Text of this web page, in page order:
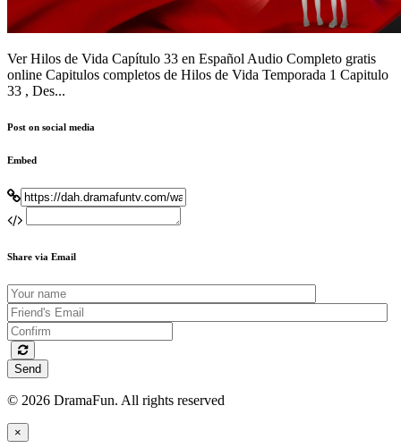
Ver Hilos de Vida Capítulo 33 en Español Audio Completo gratis
online Capitulos completos de Hilos de Vida Temporada 1 Capitulo
33 , Des...
Post on social media
Embed
Share via Email
Send
© 2026 DramaFun. All rights reserved
×